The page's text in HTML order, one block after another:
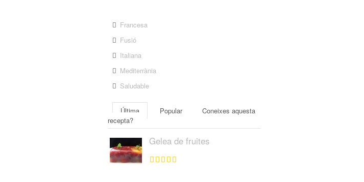
Francesa
Fusió
Italiana
Mediterrània
Saludable
Última Popular
Coneixes aquesta
recepta?
Gelea de fruites